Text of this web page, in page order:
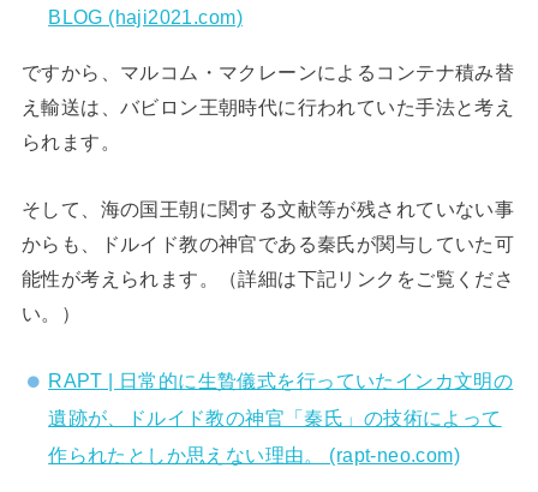
BLOG (haji2021.com)
ですから、マルコム・マクレーンによるコンテナ積み替
え輸送は、バビロン王朝時代に行われていた手法と考え
られます。
そして、海の国王朝に関する文献等が残されていない事
からも、ドルイド教の神官である秦氏が関与していた可
能性が考えられます。（詳細は下記リンクをご覧くださ
い。）
RAPT | 日常的に生贄儀式を行っていたインカ文明の
遺跡が、ドルイド教の神官「秦氏」の技術によって
作られたとしか思えない理由。 (rapt-neo.com)